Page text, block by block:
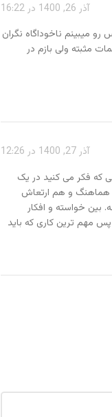
آذر 26, 1400 در 16:22
میبینم ناخوداگاه نگران
مثبته ولی بازم در
آذر 27, 1400 در 12:26
که فکر می کنید در یک
هماهنگ و هم ارتعاش
بین خواسته و افکار
مهم ترین کاری که باید